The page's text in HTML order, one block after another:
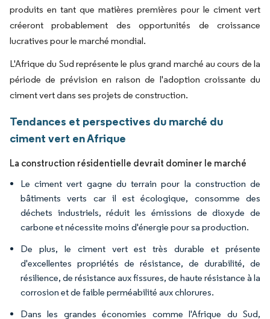
produits en tant que matières premières pour le ciment vert
créeront probablement des opportunités de croissance
lucratives pour le marché mondial.
L'Afrique du Sud représente le plus grand marché au cours de la
période de prévision en raison de l'adoption croissante du
ciment vert dans ses projets de construction.
Tendances et perspectives du marché du
ciment vert en Afrique
La construction résidentielle devrait dominer le marché
Le ciment vert gagne du terrain pour la construction de
bâtiments verts car il est écologique, consomme des
déchets industriels, réduit les émissions de dioxyde de
carbone et nécessite moins d'énergie pour sa production.
De plus, le ciment vert est très durable et présente
d'excellentes propriétés de résistance, de durabilité, de
résilience, de résistance aux fissures, de haute résistance à la
corrosion et de faible perméabilité aux chlorures.
Dans les grandes économies comme l'Afrique du Sud,